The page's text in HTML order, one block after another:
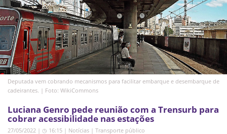
Deputada vem cobrando mecanismos para facilitar embarque e desembarque de
cadeirantes. | Foto: WikiCommons
Luciana Genro pede reunião com a Trensurb para
cobrar acessibilidade nas estações
27/05/2022 | ◷ 16:15 | Notícias | Transporte público